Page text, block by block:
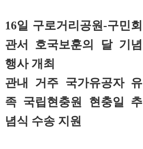
16일 구로거리공원-구민회
관서 호국보훈의 달 기념
행사 개최
관내 거주 국가유공자 유
족 국립현충원 현충일 추
념식 수송 지원